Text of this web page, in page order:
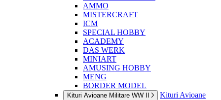
AMMO
MISTERCRAFT
ICM
SPECIAL HOBBY
ACADEMY
DAS WERK
MINIART
AMUSING HOBBY
MENG
BORDER MODEL
Kituri Avioane Militare WW II
Kituri Avioane